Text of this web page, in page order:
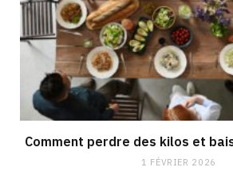
Comment perdre des kilos et
1 FÉVRIER 2026